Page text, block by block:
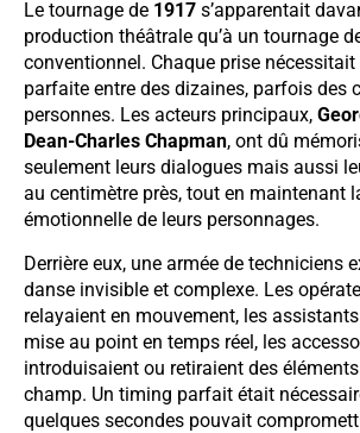
Le tournage de 1917 s’apparentait
production théâtrale qu’à un tournage
conventionnel. Chaque prise
parfaite entre des dizaines, parfois des
personnes. Les acteurs principaux,
Dean-Charles Chapman, ont dû
seulement leurs dialogues mais aussi
au centimètre près, tout en maintenant
émotionnelle de leurs personnages.
Derrière eux, une armée de techniciens
danse invisible et complexe. Les
relayaient en mouvement, les
mise au point en temps réel, les
introduisaient ou retiraient des
champ. Un timing parfait était
quelques secondes pouvait